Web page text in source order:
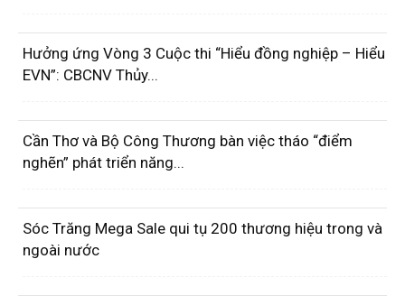
Hưởng ứng Vòng 3 Cuộc thi “Hiểu đồng nghiệp – Hiểu
EVN”: CBCNV Thủy...
Cần Thơ và Bộ Công Thương bàn việc tháo “điểm
nghẽn” phát triển năng...
Sóc Trăng Mega Sale qui tụ 200 thương hiệu trong và
ngoài nước